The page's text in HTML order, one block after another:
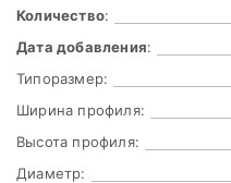
Количество:
Дата добавления:
Типоразмер:
Ширина профиля:
Высота профиля:
Диаметр: